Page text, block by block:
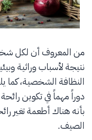
من المعروف أن لكل
نتيجة لأسباب وراثية
النظافة الشخصية، كما
دوراً مهماً في تكوين
بأنه هناك أطعمة
الصيف.